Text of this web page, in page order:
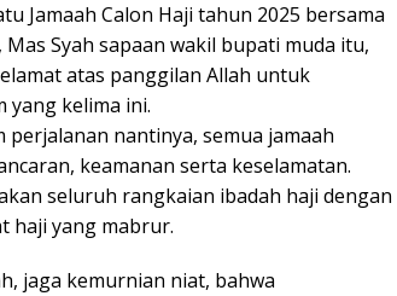
Jamaah Calon Haji tahun 2025 bersama
Syah sapaan wakil bupati muda itu,
atas panggilan Allah untuk
yang kelima ini.
perjalanan nantinya, semua jamaah
keamanan serta keselamatan.
seluruh rangkaian ibadah haji dengan
haji yang mabrur.
jaga kemurnian niat, bahwa